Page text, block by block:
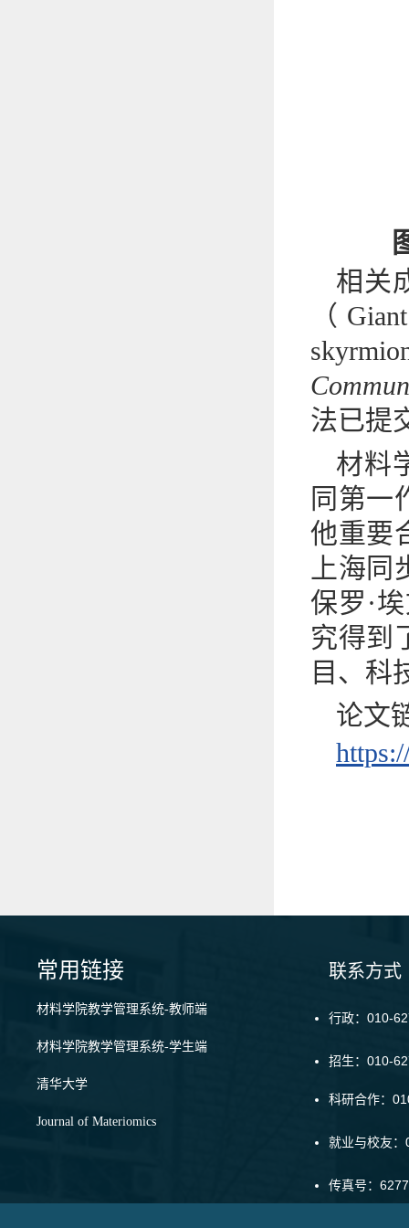
相关
（
法已提
材料
同第一
他重要
上海
保罗·
究得到
目、科
论文
常用链接
材料学院教学管理系统-教师端
材料学院教学管理系统-学生端
清华大学
Journal of Materiomics
联系方式
行政：010-
招生：010-
科研合作：
就业与校友
传真号：